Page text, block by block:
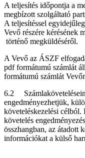
A teljesítés időpontja a
megbízott szolgáltató
A teljesítéssel
Vevő részére kérésének
történő megküldéséről.
A Vevő az ÁSZF
pdf formátumú számlát
formátumú számlát
6.2
engedményezhetjük,
követeléskezelési
követelés
összhangban, az átadott
információkat a külső